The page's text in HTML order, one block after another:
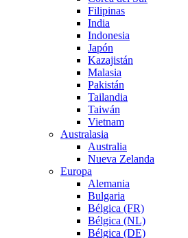
Filipinas
India
Indonesia
Japón
Kazajistán
Malasia
Pakistán
Tailandia
Taiwán
Vietnam
Australasia
Australia
Nueva Zelanda
Europa
Alemania
Bulgaria
Bélgica (FR)
Bélgica (NL)
Bélgica (DE)